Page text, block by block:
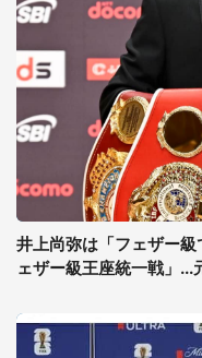
井上尚弥は「フェザー
ェザー級王座統一戦」